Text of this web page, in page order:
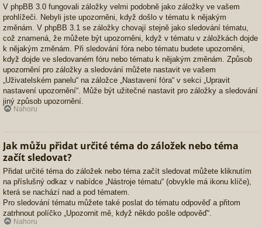
V phpBB 3.0 fungovali záložky velmi podobně jako záložky ve vašem
prohlížeči. Nebyli jste upozorněni, když došlo v tématu k nějakým
změnám. V phpBB 3.1 se záložky chovají stejně jako sledování tématu,
což znamená, že můžete být upozorněni, když v tématu v záložkách dojde
k nějakým změnám. Při sledování fóra nebo tématu budete upozorněni,
když dojde ve sledovaném fóru nebo tématu k nějakým změnám. Způsob
upozornění pro záložky a sledování můžete nastavit ve vašem
„Uživatelském panelu“ na záložce „Nastavení fóra“ v sekci „Upravit
nastavení upozornění“. Může být užitečné nastavit pro záložky a sledování
jiný způsob upozornění.
Nahoru
Jak můžu přidat určité téma do záložek nebo téma
začít sledovat?
Přidat určité téma do záložek nebo téma začít sledovat můžete kliknutím
na příslušný odkaz v nabídce „Nástroje tématu“ (obvykle má ikonu klíče),
která se nachází nad a pod tématem.
Pro sledování tématu můžete také poslat do tématu odpověď a přitom
zatrhnout políčko „Upozornit mě, když někdo pošle odpověď“.
Nahoru